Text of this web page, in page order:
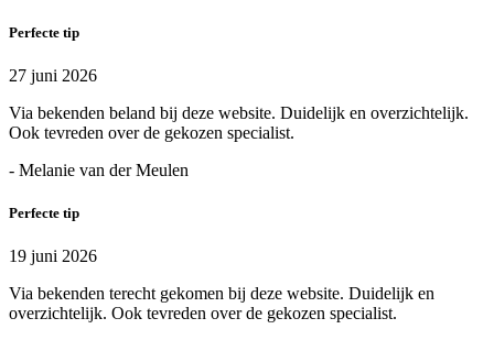
Perfecte tip
27 juni 2026
Via bekenden beland bij deze website. Duidelijk en overzichtelijk.
Ook tevreden over de gekozen specialist.
- Melanie van der Meulen
Perfecte tip
19 juni 2026
Via bekenden terecht gekomen bij deze website. Duidelijk en
overzichtelijk. Ook tevreden over de gekozen specialist.